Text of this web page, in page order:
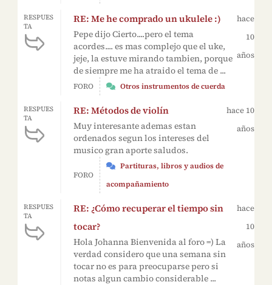
RESPUES
TA
RE: Me he comprado un ukulele :)
Pepe dijo Cierto....pero el tema
acordes.... es mas complejo que el uke,
jeje, la estuve mirando tambien, porque
de siempre me ha atraido el tema de ...
hace
10
años
FORO Otros instrumentos de cuerda
RESPUES
TA
RE: Métodos de violín
Muy interesante ademas estan
ordenados segun los intereses del
musico gran aporte saludos.
hace 10
años
FORO
Partituras, libros y audios de
acompañamiento
RESPUES
TA
RE: ¿Cómo recuperar el tiempo sin
tocar?
Hola Johanna Bienvenida al foro =) La
verdad considero que una semana sin
tocar no es para preocuparse pero si
notas algun cambio considerable ...
hace
10
años